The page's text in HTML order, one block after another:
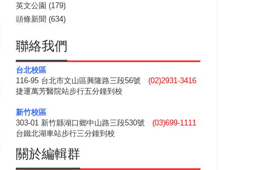
英文公園 (179)
頭條新聞 (634)
聯絡我們
台北校區
116-95 台北市文山區興隆路三段56號 (02)2931-3416
捷運萬芳醫院站步行五分鐘到校
新竹校區
303-01 新竹縣湖口鄉中山路三段530號 (03)699-1111
台鐵北湖車站步行三分鐘到校
關於編輯群